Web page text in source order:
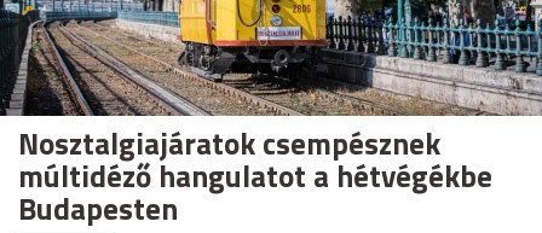
Nosztalgiajáratok csempésznek
múltidéző hangulatot a hétvégékbe
Budapesten